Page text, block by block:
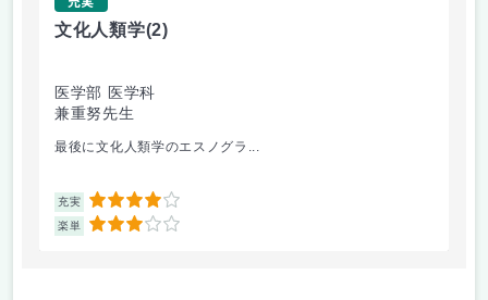
文化人類学(2)
医学部 医学科
兼重努先生
最後に文化人類学のエスノグラ...
充実 4
楽単 3